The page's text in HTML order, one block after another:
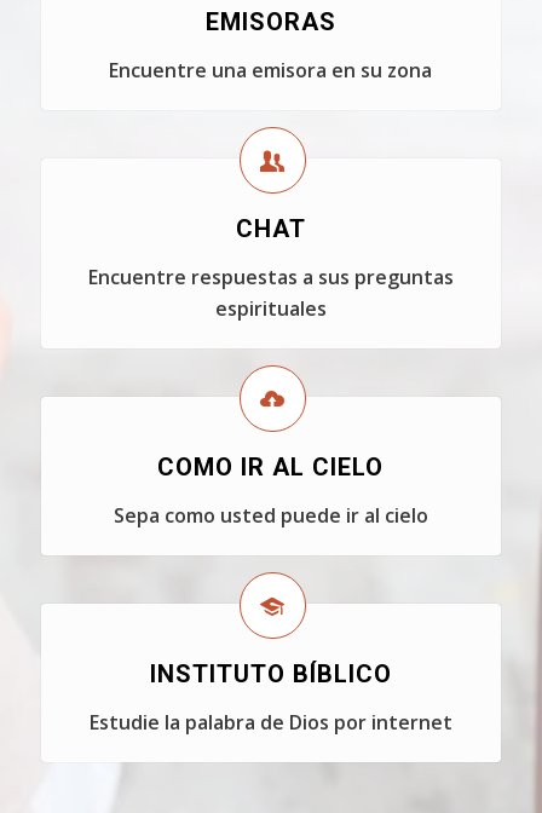
EMISORAS
Encuentre una emisora en su zona
CHAT
Encuentre respuestas a sus preguntas
espirituales
COMO IR AL CIELO
Sepa como usted puede ir al cielo
INSTITUTO BÍBLICO
Estudie la palabra de Dios por internet